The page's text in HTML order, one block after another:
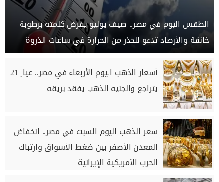
الطقس اليوم في مصر.. صيف يوليو يفرض كلمته برطوبة
خانقة والأرصاد تدعو للحذر من الحرارة في ساعات الذروة
أسعار الذهب اليوم الأربعاء في مصر.. عيار 21
يتراجع والجنيه الذهب يفقد بريقه
سعر الذهب اليوم السبت في مصر.. انخفاض
المعدن الأصفر بين ضغط الأسواق وارتباك
الحرب الأمريكية الإيرانية